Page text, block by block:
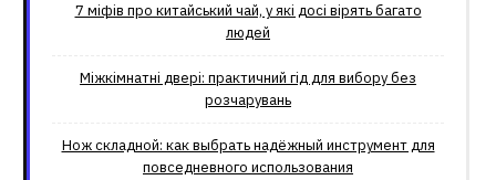
7 міфів про китайський чай, у які досі вірять багато
людей
Міжкімнатні двері: практичний гід для вибору без
розчарувань
Нож складной: как выбрать надёжный инструмент для
повседневного использования